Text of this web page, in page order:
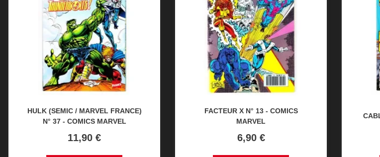
HULK (SEMIC / MARVEL FRANCE)
N° 37 - COMICS MARVEL
Prix
11,90 €
FACTEUR X N° 13 - COMICS
MARVEL
Prix
6,90 €